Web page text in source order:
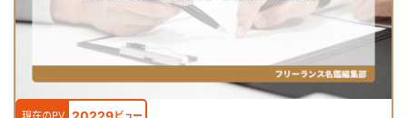
現在のPV ビュー